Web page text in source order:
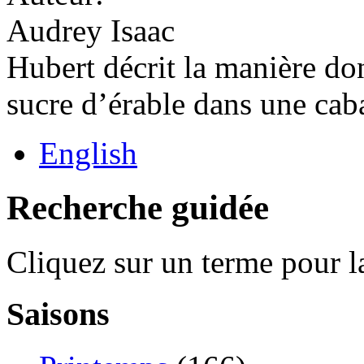
Audrey Isaac
Hubert décrit la manière
sucre d’érable dans une
English
Recherche guidée
Cliquez sur un terme pour
Saisons